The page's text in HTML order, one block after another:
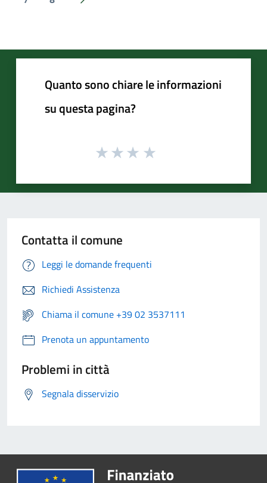
Pagina successiva
Quanto sono chiare le informazioni
su questa pagina?
Contatta il comune
Leggi le domande frequenti
Richiedi Assistenza
Chiama il comune +39 02 3537111
Prenota un appuntamento
Problemi in città
Segnala disservizio